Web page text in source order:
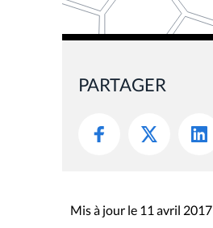
PARTAGER
Mis à jour le 11 avril 2017